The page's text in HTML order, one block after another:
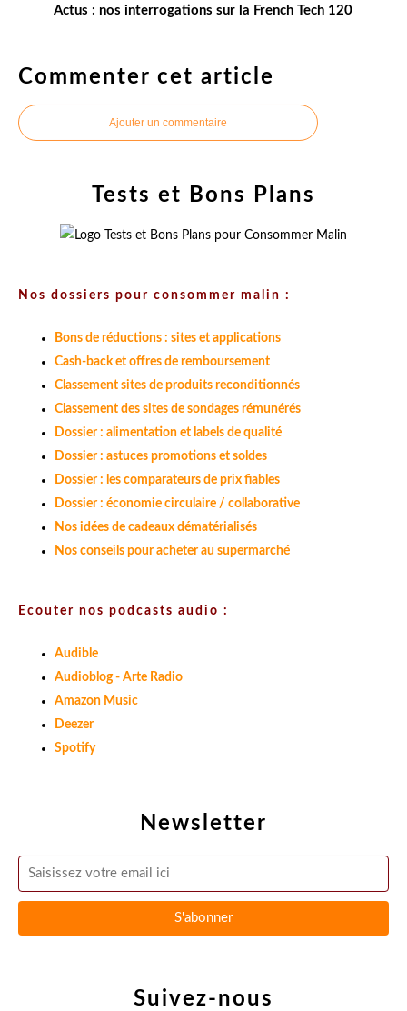
Actus : nos interrogations sur la French Tech 120
Commenter cet article
Ajouter un commentaire
Newsletter
Suivez-nous
Tests et Bons Plans
Nos dossiers pour consommer malin :
Bons de réductions : sites et applications
Cash-back et offres de remboursement
Classement sites de produits reconditionnés
Classement des sites de sondages rémunérés
Dossier : alimentation et labels de qualité
Dossier : astuces promotions et soldes
Dossier : les comparateurs de prix fiables
Dossier : économie circulaire / collaborative
Nos idées de cadeaux dématérialisés
Nos conseils pour acheter au supermarché
Ecouter nos podcasts audio :
Audible
Audioblog - Arte Radio
Amazon Music
Deezer
Spotify